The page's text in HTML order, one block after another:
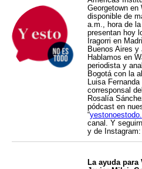
Georgetown
disponible de
a.m., hora de
presentan hoy
Iragorri en
Buenos Aires
Hablamos en
periodista y
Bogotá con la
Luisa
corresponsal
Rosalía
pódcast en
“
canal. Y
y de
La ayuda